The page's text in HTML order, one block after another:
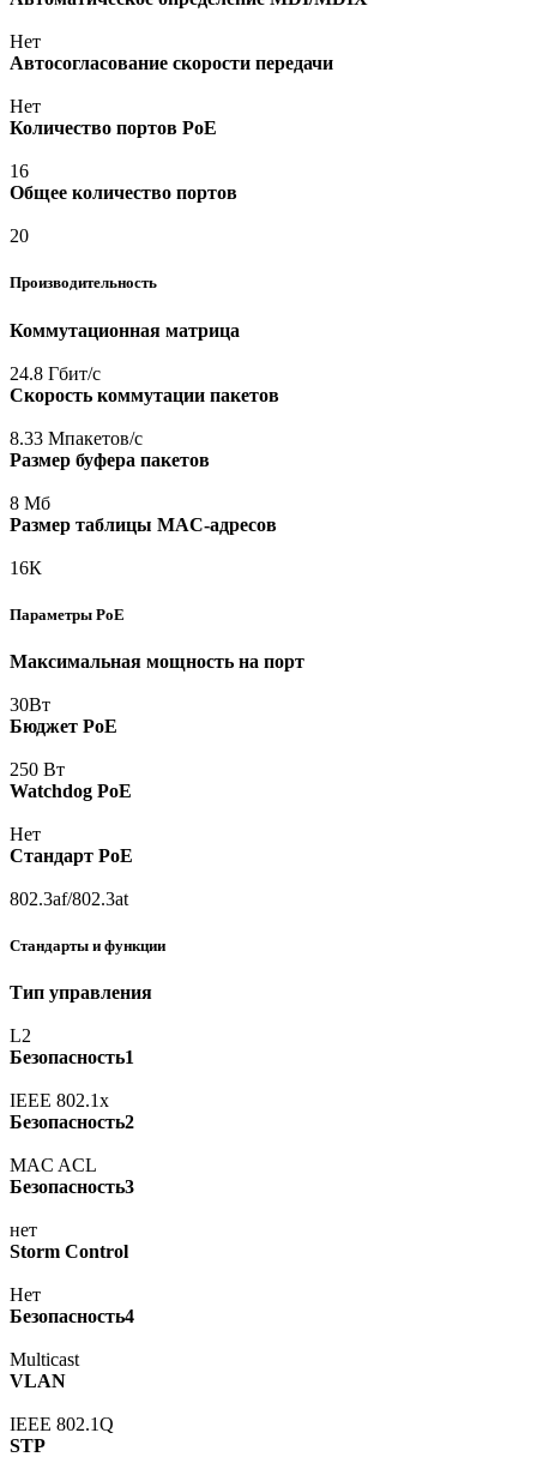
Нет
Автосогласование скорости передачи
Нет
Количество портов PoE
16
Общее количество портов
20
Производительность
Коммутационная матрица
24.8 Гбит/с
Скорость коммутации пакетов
8.33 Мпакетов/с
Размер буфера пакетов
8 Мб
Размер таблицы MAC-адресов
16К
Параметры PoE
Максимальная мощность на порт
30Вт
Бюджет PoE
250 Вт
Watchdog PoE
Нет
Стандарт PoE
802.3af/802.3at
Стандарты и функции
Тип управления
L2
Безопасность1
IEEE 802.1x
Безопасность2
MAC ACL
Безопасность3
нет
Storm Control
Нет
Безопасность4
Multicast
VLAN
IEEE 802.1Q
STP